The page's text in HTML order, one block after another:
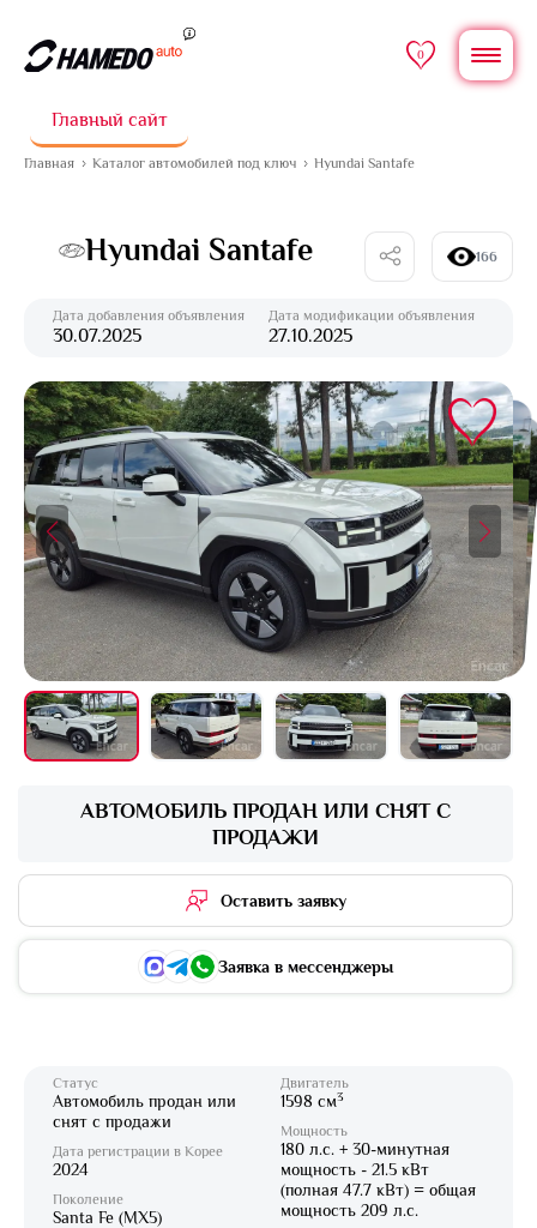
0
Главный сайт
Главная Каталог автомобилей под ключ Hyundai Santafe
Hyundai Santafe 166
Дата добавления объявления
30.07.2025
Дата модификации объявления
27.10.2025
АВТОМОБИЛЬ ПРОДАН ИЛИ СНЯТ С
ПРОДАЖИ
Оставить заявку
Заявка в мессенджеры
Статус
Автомобиль продан или
снят с продажи
Дата регистрации в Корее
2024
Поколение
Santa Fe (MX5)
Двигатель
1598 см3
Мощность
180 л.с. + 30-минутная
мощность - 21.5 кВт
(полная 47.7 кВт) = общая
мощность 209 л.с.